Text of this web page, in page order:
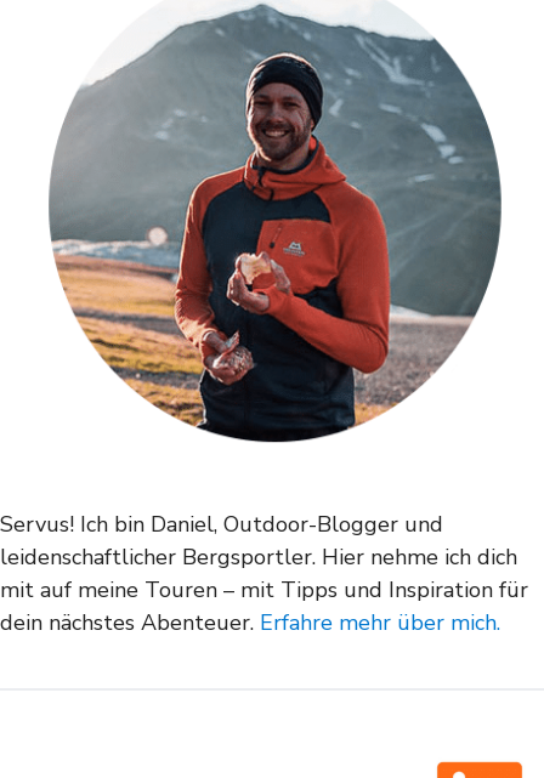
Servus! Ich bin Daniel, Outdoor-Blogger und
leidenschaftlicher Bergsportler. Hier nehme ich dich
mit auf meine Touren – mit Tipps und Inspiration für
dein nächstes Abenteuer. Erfahre mehr über mich.